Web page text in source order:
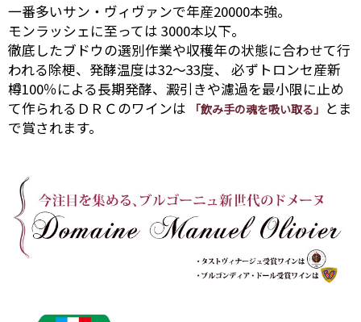
一番多いサン・ヴィヴァンで年産20000本強。
モンラッシェに至っては 3000本以下。
徹底したブドウの選別作業や収穫年の状態に合わせて行
われる除梗、発酵温度は32～33度、 必ずトロンセ産新
樽100％による長期発酵、澱引きや濾過を最小限に止め
て作られるＤＲＣのワインは
「飲み手の魂を吸い取る」 とま
で賞されます。